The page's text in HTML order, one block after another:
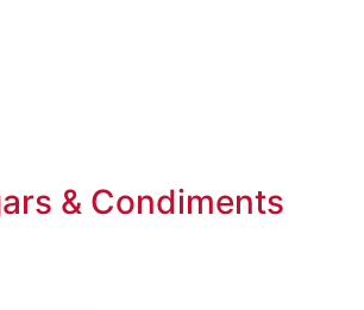
& Condiments